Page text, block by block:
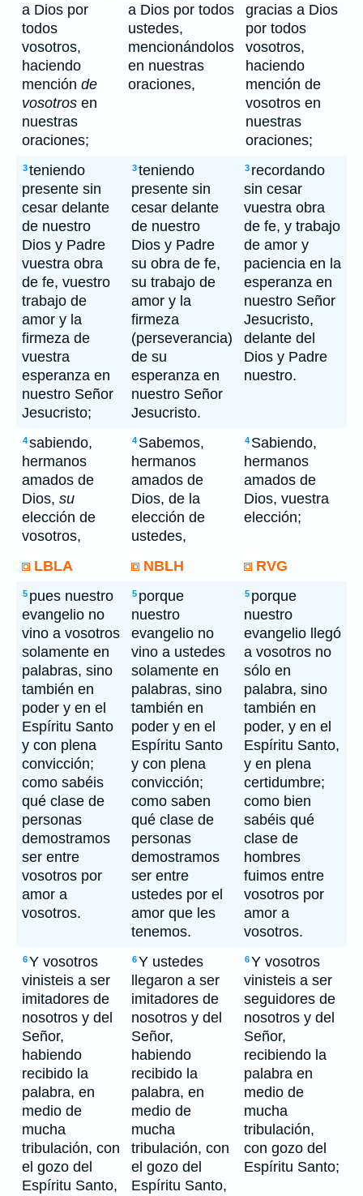
a Dios por
todos
vosotros,
haciendo
mención de
vosotros en
nuestras
oraciones;
a Dios por todos
ustedes,
mencionándolos
en nuestras
oraciones,
gracias a Dios
por todos
vosotros,
haciendo
mención de
vosotros en
nuestras
oraciones;
3teniendo
presente sin
cesar delante
de nuestro
Dios y Padre
vuestra obra
de fe, vuestro
trabajo de
amor y la
firmeza de
vuestra
esperanza en
nuestro Señor
Jesucristo;
3teniendo
presente sin
cesar delante
de nuestro
Dios y Padre
su obra de fe,
su trabajo de
amor y la
firmeza
(perseverancia)
de su
esperanza en
nuestro Señor
Jesucristo.
3 recordando
sin cesar
vuestra obra
de fe, y trabajo
de amor y
paciencia en la
esperanza en
nuestro Señor
Jesucristo,
delante del
Dios y Padre
nuestro.
4sabiendo,
hermanos
amados de
Dios, su
elección de
vosotros,
4 Sabemos,
hermanos
amados de
Dios, de la
elección de
ustedes,
4 Sabiendo,
hermanos
amados de
Dios, vuestra
elección;
LBLA NBLH RVG
5 pues nuestro
evangelio no
vino a vosotros
solamente en
palabras, sino
también en
poder y en el
Espíritu Santo
y con plena
convicción;
como sabéis
qué clase de
personas
demostramos
ser entre
vosotros por
amor a
vosotros.
5 porque
nuestro
evangelio no
vino a ustedes
solamente en
palabras, sino
también en
poder y en el
Espíritu Santo
y con plena
convicción;
como saben
qué clase de
personas
demostramos
ser entre
ustedes por el
amor que les
tenemos.
5 porque
nuestro
evangelio llegó
a vosotros no
sólo en
palabra, sino
también en
poder, y en el
Espíritu Santo,
y en plena
certidumbre;
como bien
sabéis qué
clase de
hombres
fuimos entre
vosotros por
amor a
vosotros.
6Y vosotros
vinisteis a ser
imitadores de
nosotros y del
Señor,
habiendo
recibido la
palabra, en
medio de
mucha
tribulación, con
el gozo del
Espíritu Santo,
6Y ustedes
llegaron a ser
imitadores de
nosotros y del
Señor,
habiendo
recibido la
palabra, en
medio de
mucha
tribulación, con
el gozo del
Espíritu Santo,
6Y vosotros
vinisteis a ser
seguidores de
nosotros y del
Señor,
recibiendo la
palabra en
medio de
mucha
tribulación,
con gozo del
Espíritu Santo;